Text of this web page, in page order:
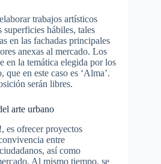
trabajos artísticos
superficies hábiles, tales
en las fachadas principales
anexas al mercado. Los
en la temática elegida por los
que en este caso es ‘Alma’.
serán libres.
arte urbano
es ofrecer proyectos
entre
así como
Al mismo tiempo, se